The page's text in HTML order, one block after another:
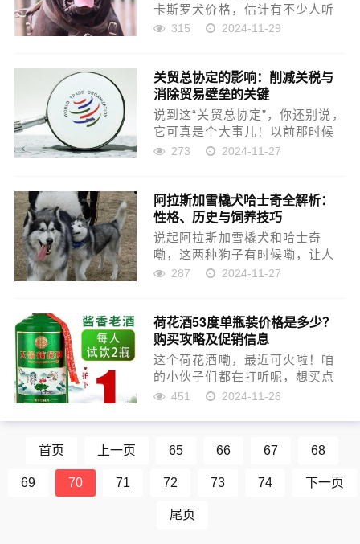
卡斯罗犬价格，估计有不少人听
说过这狗子，个头大，看家护院
贵了，也别买不合适的。 先说
嘞，现在市场上的卡斯罗犬价
格...
315 2024-11-29
关贸总协定的影响：削减关税与
消除贸易壁垒的关键
说到这“关贸总协定”，你还别说，
它可真是个大事儿！以前那时候
嘞，国家和国家之间做生意，可
的政策，想买卖点东西可费劲
了。这“关贸总协定”吧，简...
273 2024-11-27
阿拉斯加雪橇犬哈士奇全解析：
性格、历史与饲养技巧
说起阿拉斯加雪橇犬和哈士奇
嘞，这两种狗子有时候嘞，让人
都傻傻分不清。要是没养过这俩
的，可其实差别大着呢！ 阿拉斯
加雪橇犬和哈士奇都是雪橇犬，
这...
287 2024-11-27
荷花酒53度单瓶装价格是多少？
购买攻略及促销信息
这个荷花酒嘞，最近可火啦！咱
的小伙子们都在打听呢，想买点
回去过年招待客人，听说53度的
不少种类和价位，咱们今天就来
451 2024-11-26
首页 上一页 65 66 67 68
69 70 71 72 73 74 下一页
尾页